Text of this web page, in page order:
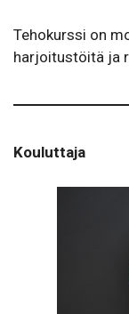
Tehokurssi on
harjoitustöitä ja
Kouluttaja